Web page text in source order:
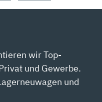
wir Top-
und Gewerbe.
und